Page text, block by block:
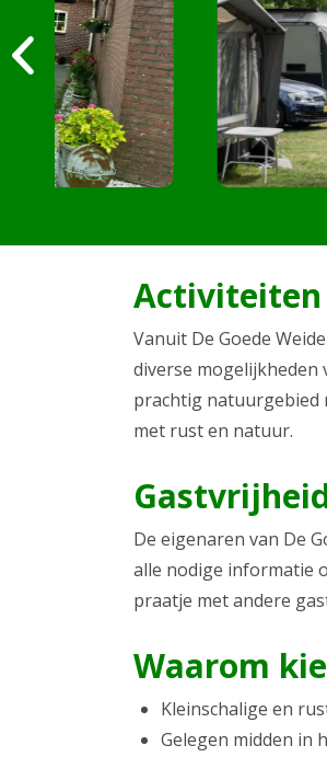
Activiteiten
Vanuit De Goede
diverse
prachtig natuurgebied
met rust en natuur.
De eigenaren van De
alle nodige informatie
praatje met andere
Waarom
Kleinschalige en
Gelegen midden in